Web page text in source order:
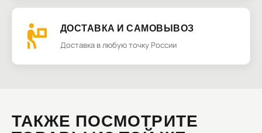
ДОСТАВКА И САМОВЫВОЗ
Доставка в любую точку России
ТАКЖЕ ПОСМОТРИТЕ